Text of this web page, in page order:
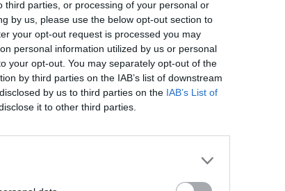
parties, or processing of your personal or
by us, please use the below opt-out section to
your opt-out request is processed you may
personal information utilized by us or personal
your opt-out. You may separately opt-out of the
by third parties on the IAB’s list of downstream
by us to third parties on the IAB’s List of
it to other third parties.